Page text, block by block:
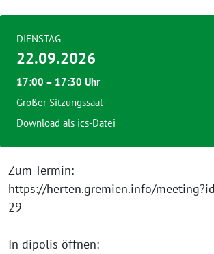
Zum Termin:
https://herten.gremien.info/
29
In dipolis öffnen:
DIENSTAG
22.09.2026
17:00 – 17:30 Uhr
Großer Sitzungssaal
Download als ics-Datei